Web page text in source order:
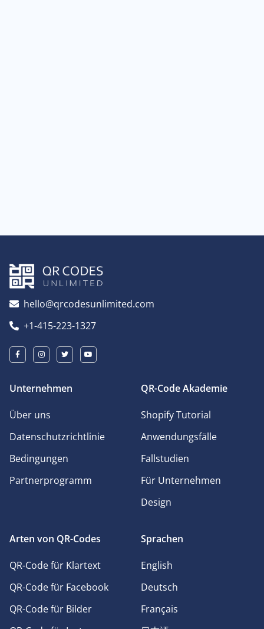
hello@qrcodesunlimited.com
+1-415-223-1327
Unternehmen
Über uns
Datenschutzrichtlinie
Bedingungen
Partnerprogramm
QR-Code Akademie
Shopify Tutorial
Anwendungsfälle
Fallstudien
Für Unternehmen
Design
Arten von QR-Codes
QR-Code für Klartext
QR-Code für Facebook
QR-Code für Bilder
Sprachen
English
Deutsch
Français